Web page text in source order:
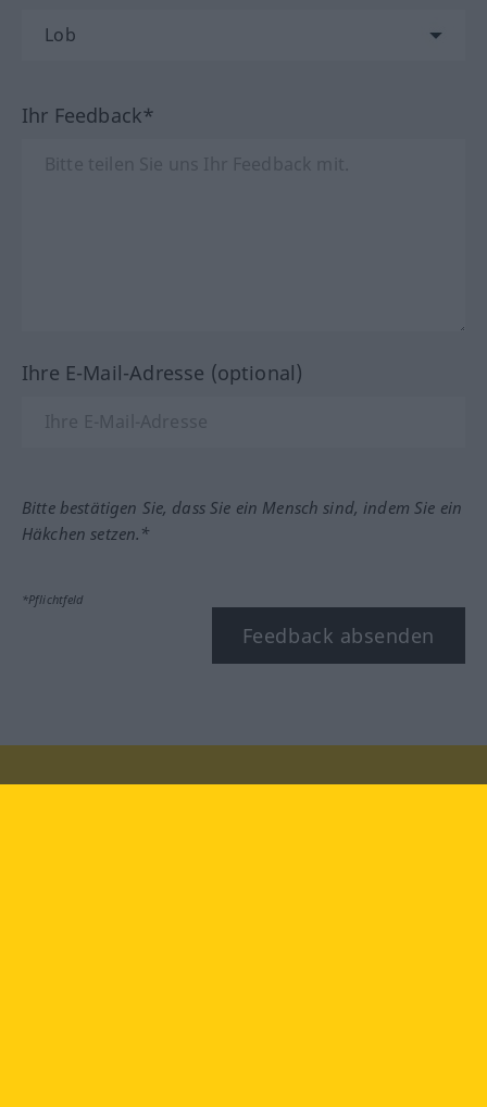
Ihr Feedback*
Ihre E-Mail-Adresse (optional)
Bitte bestätigen Sie, dass Sie ein Mensch sind, indem Sie ein
Häkchen setzen.*
*Pflichtfeld
Feedback absenden